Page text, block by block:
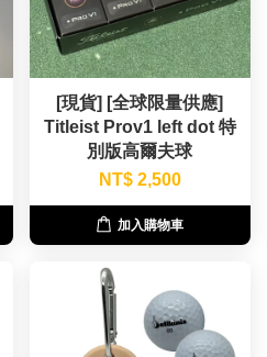
[現貨] [全球限量供應]
Titleist Prov1 left dot 特
別版高爾夫球
NT$ 2,500
加入購物車